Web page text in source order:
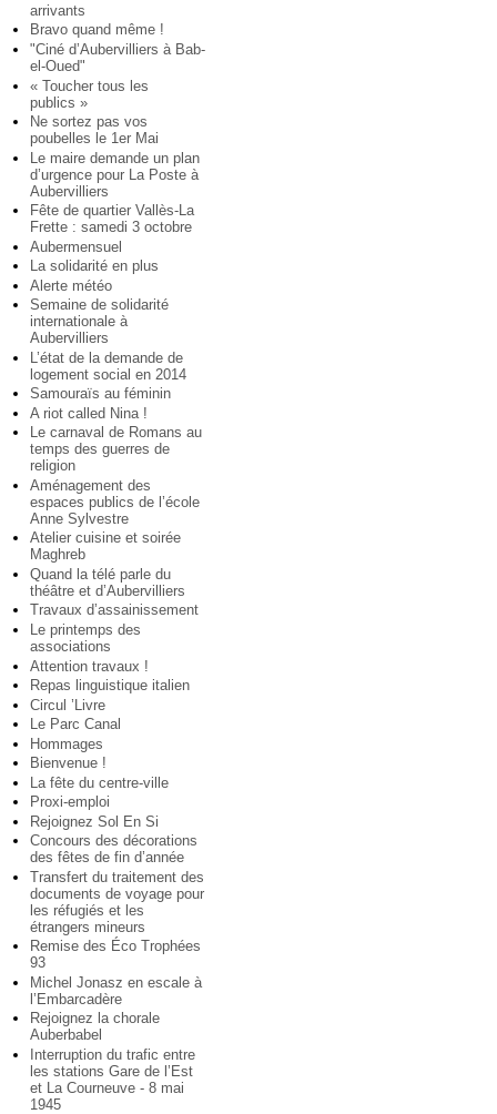
arrivants
Bravo quand même !
"Ciné d’Aubervilliers à Bab-
el-Oued"
« Toucher tous les
publics »
Ne sortez pas vos
poubelles le 1er Mai
Le maire demande un plan
d’urgence pour La Poste à
Aubervilliers
Fête de quartier Vallès-La
Frette : samedi 3 octobre
Aubermensuel
La solidarité en plus
Alerte météo
Semaine de solidarité
internationale à
Aubervilliers
L’état de la demande de
logement social en 2014
Samouraïs au féminin
A riot called Nina !
Le carnaval de Romans au
temps des guerres de
religion
Aménagement des
espaces publics de l’école
Anne Sylvestre
Atelier cuisine et soirée
Maghreb
Quand la télé parle du
théâtre et d’Aubervilliers
Travaux d’assainissement
Le printemps des
associations
Attention travaux !
Repas linguistique italien
Circul ’Livre
Le Parc Canal
Hommages
Bienvenue !
La fête du centre-ville
Proxi-emploi
Rejoignez Sol En Si
Concours des décorations
des fêtes de fin d’année
Transfert du traitement des
documents de voyage pour
les réfugiés et les
étrangers mineurs
Remise des Éco Trophées
93
Michel Jonasz en escale à
l’Embarcadère
Rejoignez la chorale
Auberbabel
Interruption du trafic entre
les stations Gare de l’Est
et La Courneuve - 8 mai
1945